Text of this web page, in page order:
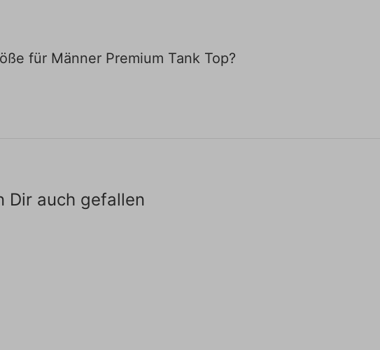
für Männer Premium Tank Top?
Dir auch gefallen